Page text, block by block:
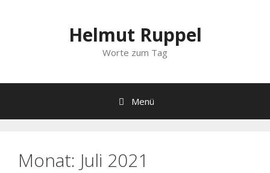
Helmut Ruppel
Worte zum Tag
Menü
Monat: Juli 2021